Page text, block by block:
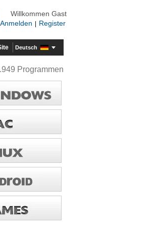
Willkommen Gast
Anmelden
Register
Deutsch
Programmen